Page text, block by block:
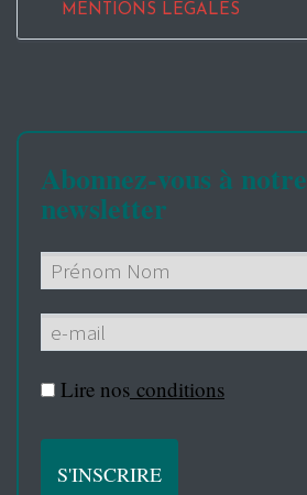
MENTIONS LEGALES
Abonnez-vous à notre
newsletter
Lire nos conditions